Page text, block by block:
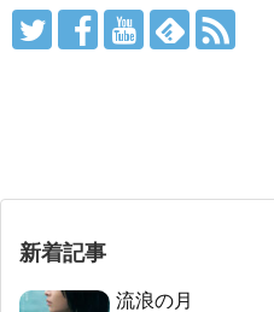
新着記事
流浪の月